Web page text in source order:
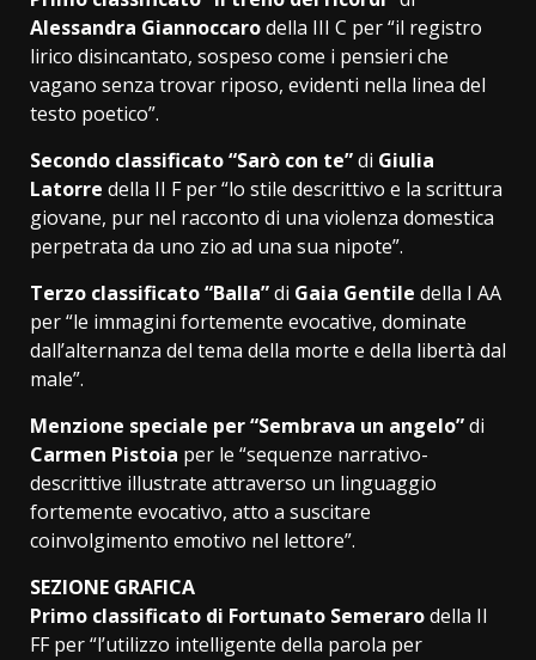
Alessandra Giannoccarodella III C per “il registro
lirico disincantato, sospeso come i pensieri che
vagano senza trovar riposo, evidenti nella linea del
testo poetico”.
Secondo classificato “Sarò con te”di Giulia
Latorre della II F per “lo stile descrittivo e la scrittura
giovane, pur nel racconto di una violenza domestica
perpetrata da uno zio ad una sua nipote”.
Terzo classificato “Balla”di Gaia Gentile della I AA
per “le immagini fortemente evocative, dominate
dall’alternanza del tema della morte e della libertà dal
male”.
Menzione speciale per “Sembrava un angelo”di
Carmen Pistoia per le “sequenze narrativo-
descrittive illustrate attraverso un linguaggio
fortemente evocativo, atto a suscitare
coinvolgimento emotivo nel lettore”.
SEZIONE GRAFICA
Primo classificato di Fortunato Semerarodella II
FF per “l’utilizzo intelligente della parola per